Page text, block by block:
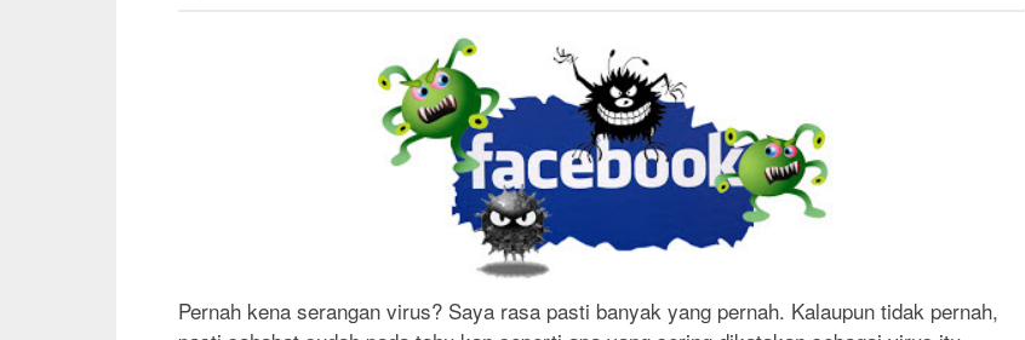
Pernah kena serangan virus? Saya rasa pasti banyak yang pernah. Kalaupun tidak pernah,